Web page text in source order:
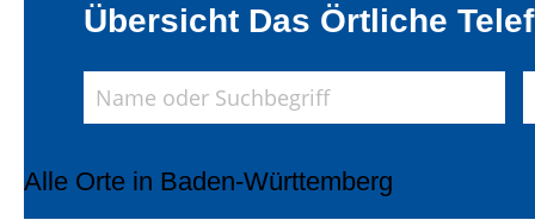
Übersicht Das Örtliche
Alle Orte in Baden-Württemberg